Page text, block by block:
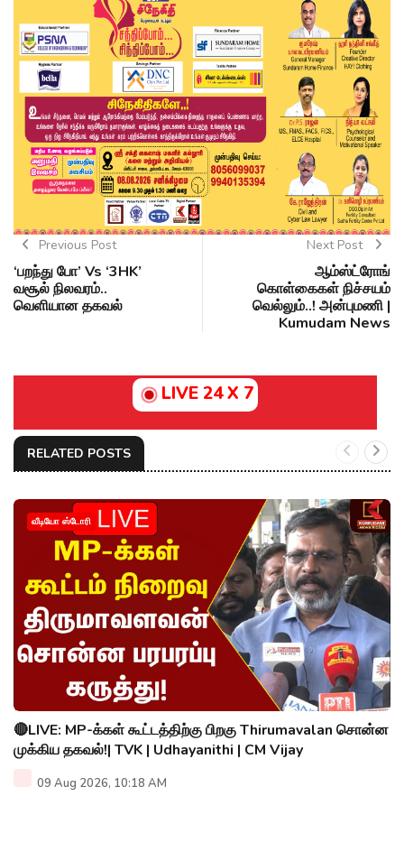
Previous Post
‘பறந்து போ’ Vs ‘3HK’
வசூல் நிலவரம்..
வெளியான தகவல்
Next Post
ஆம்ஸ்ட்ரோங்
கொள்கைகள் நிச்சயம்
வெல்லும்..! அன்புமணி |
Kumudam News
LIVE 24 X 7
RELATED POSTS
வீடியோ ஸ்டோரி
🔴LIVE: MP-க்கள் கூட்டத்திற்கு பிறகு Thirumavalan சொன்ன
முக்கிய தகவல்!| TVK | Udhayanithi | CM Vijay
09 Aug 2026, 10:18 AM